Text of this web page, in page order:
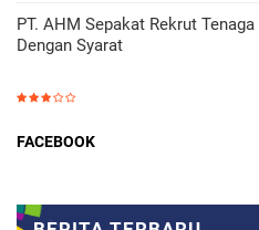
PT. AHM Sepakat Rekrut Tenaga
Dengan Syarat
FACEBOOK